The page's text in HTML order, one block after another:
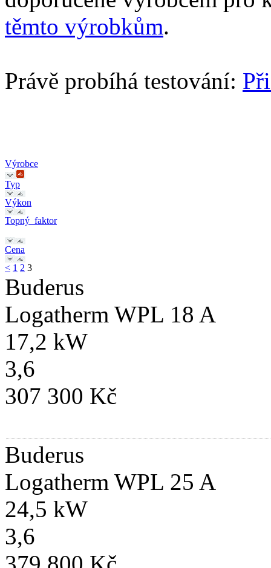
těmto výrobkům.
Právě probíhá testování:
Výrobce
Typ
Výkon
Topný_faktor
Cena
< 1 2 3
Buderus
Logatherm WPL 18 A
17,2 kW
3,6
307 300 Kč
Buderus
Logatherm WPL 25 A
24,5 kW
3,6